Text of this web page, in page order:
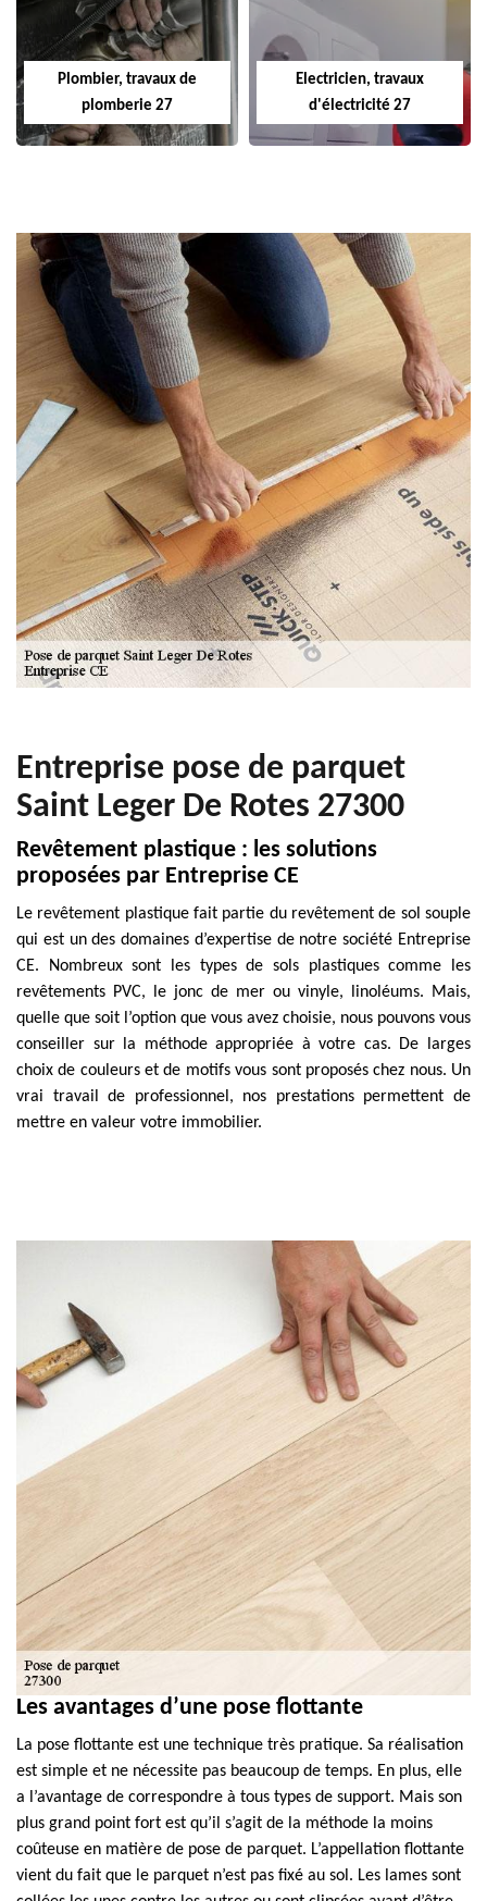
Plombier, travaux de
plomberie 27
Electricien, travaux
d'électricité 27
Entreprise pose de parquet
Saint Leger De Rotes 27300
Revêtement plastique : les solutions
proposées par Entreprise CE
Le revêtement plastique fait partie du revêtement de sol souple
qui est un des domaines d’expertise de notre société Entreprise
CE. Nombreux sont les types de sols plastiques comme les
revêtements PVC, le jonc de mer ou vinyle, linoléums. Mais,
quelle que soit l’option que vous avez choisie, nous pouvons vous
conseiller sur la méthode appropriée à votre cas. De larges
choix de couleurs et de motifs vous sont proposés chez nous. Un
vrai travail de professionnel, nos prestations permettent de
mettre en valeur votre immobilier.
Les avantages d’une pose flottante
La pose flottante est une technique très pratique. Sa réalisation
est simple et ne nécessite pas beaucoup de temps. En plus, elle
a l’avantage de correspondre à tous types de support. Mais son
plus grand point fort est qu’il s’agit de la méthode la moins
coûteuse en matière de pose de parquet. L’appellation flottante
vient du fait que le parquet n’est pas fixé au sol. Les lames sont